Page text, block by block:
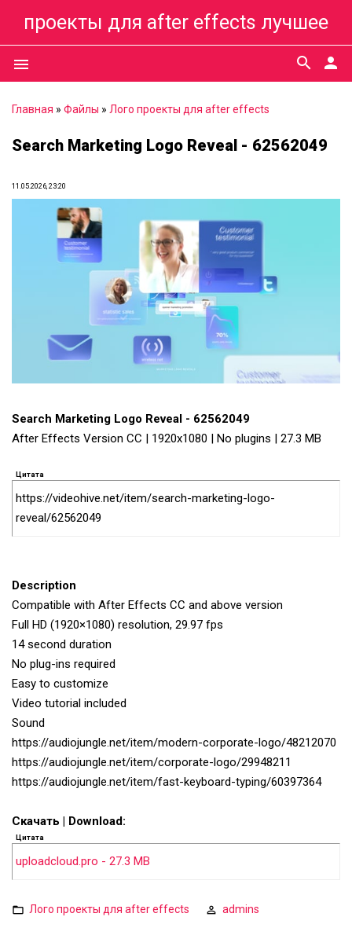
проекты для after effects лучшее
menu person
search
Главная » Файлы » Лого проекты для after effects
Search Marketing Logo Reveal - 62562049
11.05.2026, 23:20
Search Marketing Logo Reveal - 62562049
After Effects Version CC | 1920x1080 | No plugins | 27.3 MB
Цитата
https://videohive.net/item/search-marketing-logo-
reveal/62562049
Description
Compatible with After Effects CC and above version
Full HD (1920×1080) resolution, 29.97 fps
14 second duration
No plug-ins required
Easy to customize
Video tutorial included
Sound
https://audiojungle.net/item/modern-corporate-logo/48212070
https://audiojungle.net/item/corporate-logo/29948211
https://audiojungle.net/item/fast-keyboard-typing/60397364
Скачать | Download:
Цитата
uploadcloud.pro - 27.3 MB
Лого проекты для after effects admins